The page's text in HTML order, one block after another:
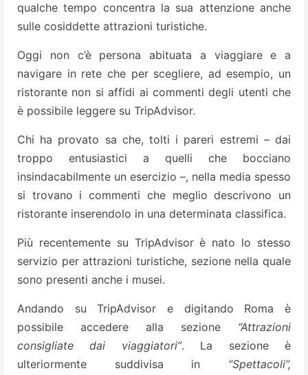
qualche tempo concentra la sua attenzione anche
sulle cosiddette attrazioni turistiche.
Oggi non c’è persona abituata a viaggiare e a
navigare in rete che per scegliere, ad esempio, un
ristorante non si affidi ai commenti degli utenti che
è possibile leggere su TripAdvisor.
Chi ha provato sa che, tolti i pareri estremi – dai
troppo entusiastici a quelli che bocciano
insindacabilmente un esercizio –, nella media spesso
si trovano i commenti che meglio descrivono un
ristorante inserendolo in una determinata classifica.
Più recentemente su TripAdvisor è nato lo stesso
servizio per attrazioni turistiche, sezione nella quale
sono presenti anche i musei.
Andando su TripAdvisor e digitando Roma è
possibile accedere alla sezione “Attrazioni
consigliate dai viaggiatori”. La sezione è
ulteriormente suddivisa in “Spettacoli”,